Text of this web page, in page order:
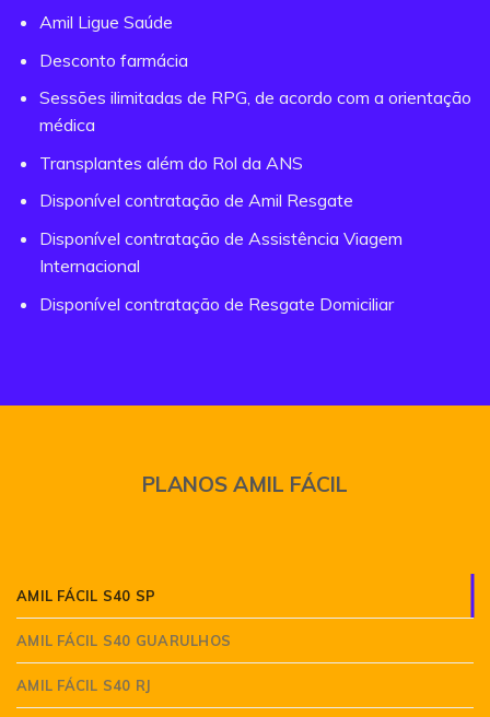
Amil Ligue Saúde
Desconto farmácia
Sessões ilimitadas de RPG, de acordo com a orientação
médica
Transplantes além do Rol da ANS
Disponível contratação de Amil Resgate
Disponível contratação de Assistência Viagem
Internacional
Disponível contratação de Resgate Domiciliar
PLANOS AMIL FÁCIL
AMIL FÁCIL S40 SP
AMIL FÁCIL S40 GUARULHOS
AMIL FÁCIL S40 RJ